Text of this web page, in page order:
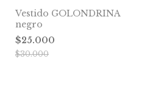
Vestido GOLONDRINA
negro
$25.000
$30.000